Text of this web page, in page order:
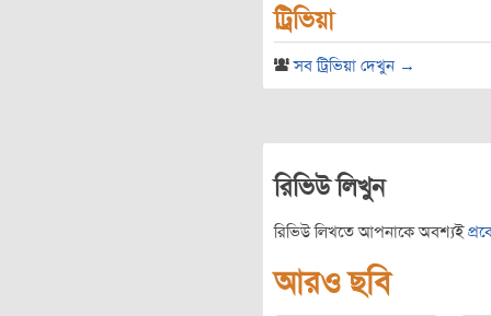
ট্রিভিয়া
সব ট্রিভিয়া দেখুন →
রিভিউ লিখুন
রিভিউ লিখতে আপনাকে অবশ্যই
আরও ছবি